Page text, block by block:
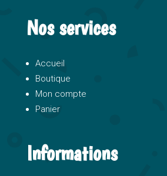
Nos services
Accueil
Boutique
Mon compte
Panier
Informations